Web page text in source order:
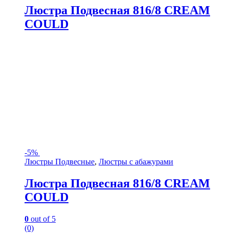
Люстра Подвесная 816/8 CREAM
COULD
-5%
Люстры Подвесные, Люстры с абажурами
Люстра Подвесная 816/8 CREAM
COULD
0 out of 5
(0)